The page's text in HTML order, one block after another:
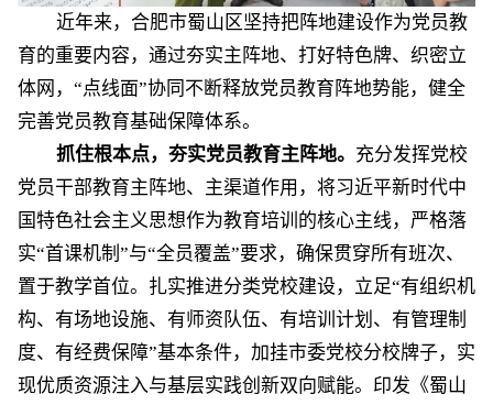
近年来， 合肥市蜀山区 坚持把阵地建设作为党员教
育的重要内容，通过夯实主阵地、打好特色牌、织密立
体网， “点线面”协同不断释放党员教育阵地势能，健全
完善党员教育基础保障体系。
抓住根本点，夯实党员教育主阵地。 充分发挥党校
党员干部教育主阵地、主渠道作用，将习近平新时代中
国特色社会主义思想作为教育培训的核心主线，严格落
实“首课机制”与“全员覆盖”要求，确保贯穿所有班次、
置于教学首位。 扎实推进分类党校建设，立足“有组织机
构、有场地设施、有师资队伍、有培训计划、有管理制
度、有经费保障”基本条件，加挂市委党校分校牌子，实
现优质资源注入与基层实践创新双向赋能。印发《蜀山